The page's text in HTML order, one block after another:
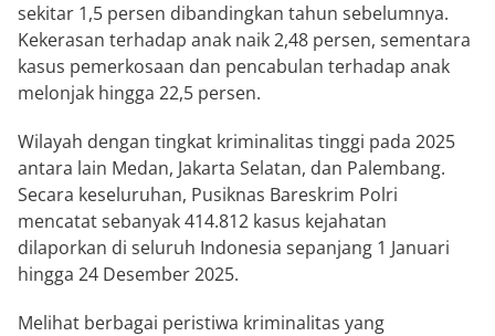
sekitar 1,5 persen dibandingkan tahun sebelumnya.
Kekerasan terhadap anak naik 2,48 persen, sementara
kasus pemerkosaan dan pencabulan terhadap anak
melonjak hingga 22,5 persen.
Wilayah dengan tingkat kriminalitas tinggi pada 2025
antara lain Medan, Jakarta Selatan, dan Palembang.
Secara keseluruhan, Pusiknas Bareskrim Polri
mencatat sebanyak 414.812 kasus kejahatan
dilaporkan di seluruh Indonesia sepanjang 1 Januari
hingga 24 Desember 2025.
Melihat berbagai peristiwa kriminalitas yang